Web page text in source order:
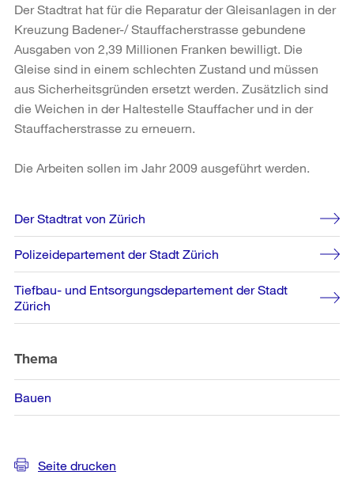
Der Stadtrat hat für die Reparatur der Gleisanlagen in der
Kreuzung Badener-/ Stauffacher­strasse gebundene
Ausgaben von 2,39 Millionen Franken bewilligt. Die
Gleise sind in einem schlechten Zustand und müssen
aus Sicherheitsgründen ersetzt werden. Zusätzlich sind
die Weichen in der Haltestelle Stauffacher und in der
Stauffacherstrasse zu erneuern.
Die Arbeiten sollen im Jahr 2009 ausgeführt werden.
Weitere
Informationen
Der Stadtrat von Zürich
Polizeidepartement der Stadt Zürich
Tiefbau- und Entsorgungsdepartement der Stadt
Zürich
Thema
Bauen
Seite drucken